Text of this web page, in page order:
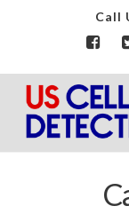
Call